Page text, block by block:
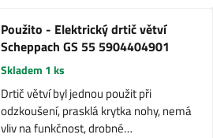
Použito - Elektrický drtič větví
Scheppach GS 55 5904404901
Skladem 1 ks
Drtič větví byl jednou použit při
odzkoušení, prasklá krytka nohy, nemá
vliv na funkčnost, drobné…